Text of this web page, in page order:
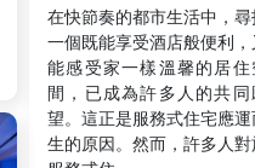
在快節奏的都市生活中，尋
一個既能享受酒店般便利，
能感受家一樣溫馨的居住
間，已成為許多人的共同
望。這正是服務式住宅應運
生的原因。然而，許多人對